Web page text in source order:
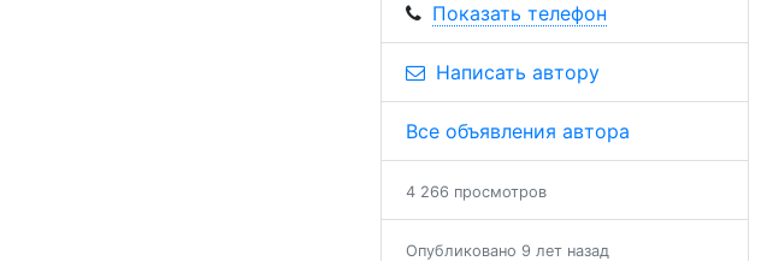
Показать телефон
Написать автору
Все объявления автора
4 266 просмотров
Опубликовано 9 лет назад